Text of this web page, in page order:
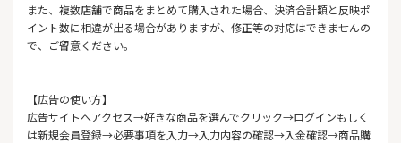
また、複数店舗で商品をまとめて購入された場合、決済合計額と反映ポ
イント数に相違が出る場合がありますが、修正等の対応はできませんの
で、ご留意ください。
【広告の使い方】
広告サイトへアクセス→好きな商品を選んでクリック→ログインもしく
は新規会員登録→必要事項を入力→入力内容の確認→入金確認→商品購